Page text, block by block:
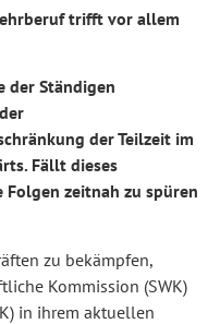
trifft vor allem
der Ständigen
der Teilzeit im
Fällt dieses
zeitnah zu spüren
zu bekämpfen,
Kommission (SWK)
in ihrem aktuellen